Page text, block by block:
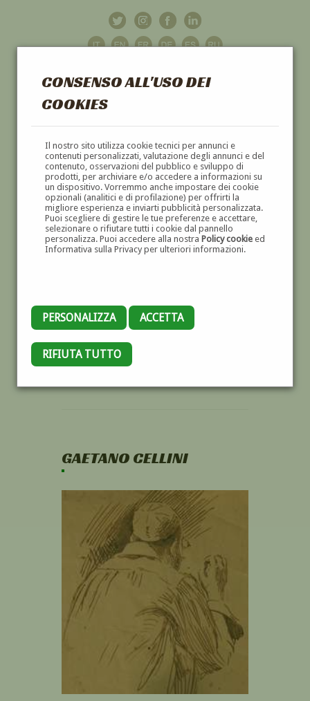
CONSENSO ALL'USO DEI
COOKIES
Il nostro sito utilizza cookie tecnici per annunci e
contenuti personalizzati, valutazione degli annunci e del
contenuto, osservazioni del pubblico e sviluppo di
prodotti, per archiviare e/o accedere a informazioni su
un dispositivo. Vorremmo anche impostare dei cookie
opzionali (analitici e di profilazione) per offrirti la
migliore esperienza e inviarti pubblicità personalizzata.
Puoi scegliere di gestire le tue preferenze e accettare,
selezionare o rifiutare tutti i cookie dal pannello
personalizza. Puoi accedere alla nostra Policy cookieed
Informativa sulla Privacy per ulteriori informazioni.
PERSONALIZZA ACCETTA
RIFIUTA TUTTO
GALLERIAD'ARTE
DIPINTI E SCULTURE '800 E '900
GAETANO CELLINI